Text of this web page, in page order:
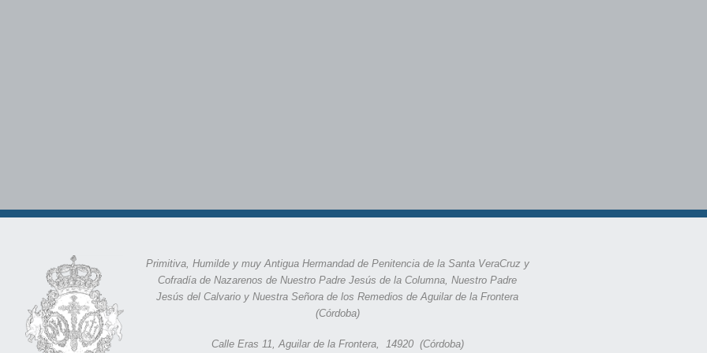
Primitiva, Humilde y muy Antigua Hermandad de Penitencia de la Santa VeraCruz y
Cofradía de Nazarenos de Nuestro Padre Jesús de la Columna, Nuestro Padre
Jesús del Calvario y Nuestra Señora de los Remedios de Aguilar de la Frontera
(Córdoba)
Calle Eras 11,Aguilar de la Frontera, 14920 (Córdoba)